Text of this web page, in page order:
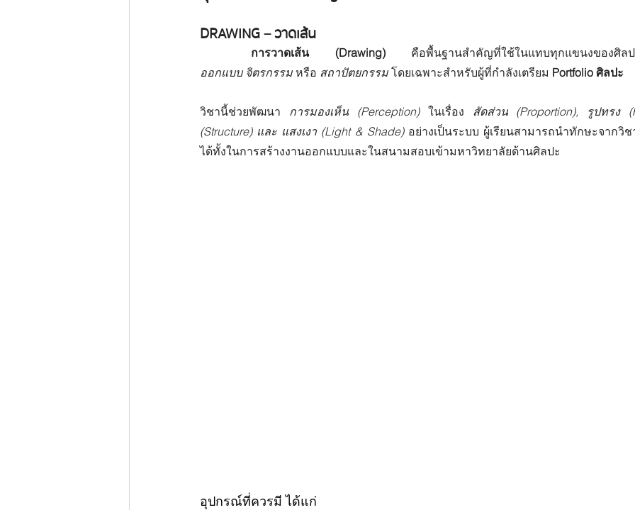
DRAWING – วาดเส้น
การวาดเส้น (Drawing)
ออกแบบ จิตรกรรม หรือ สถาปัตยกรรม โดยเฉพาะสำหรับผู้ที่กำลังเตรียม Portfolio ศิลปะ
วิชานี้ช่วยพัฒนา การมองเห็น (Perception) ในเรื่อง สัดส่วน (Proportion), รูปทรง
(Structure) และ แสงเงา (Light & Shade) อย่างเป็นระบบ ผู้เรียนสามารถนำทักษะจากวิ
ได้ทั้งในการสร้างงานออกแบบและในสนามสอบเข้ามหาวิทยาลัยด้านศิลปะ
อุปกรณ์ที่ควรมี ได้แก่